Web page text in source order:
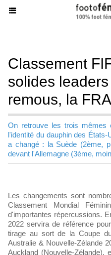
Classement
solides
remous, la
On retrouve les trois mêmes
l'identité du dauphin des
a changé : la Suède (2ème,
devant l'Allemagne (3ème,
Les changements sont nombreux dans la dernière édition du
Classement Mondial
d'importantes répercussions.
2022 servira de référence
tirage au sort de la Coupe
Australie & Nouvelle-Zélande
Auckland (Nouvelle-Zélande),